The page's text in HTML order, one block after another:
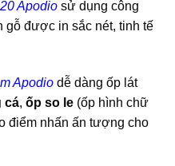
Apodio sử dụng công
được in sắc nét, tinh tế
Apodio dễ dàng ốp lát
cá, ốp so le (ốp hình chữ
điểm nhấn ấn tượng cho